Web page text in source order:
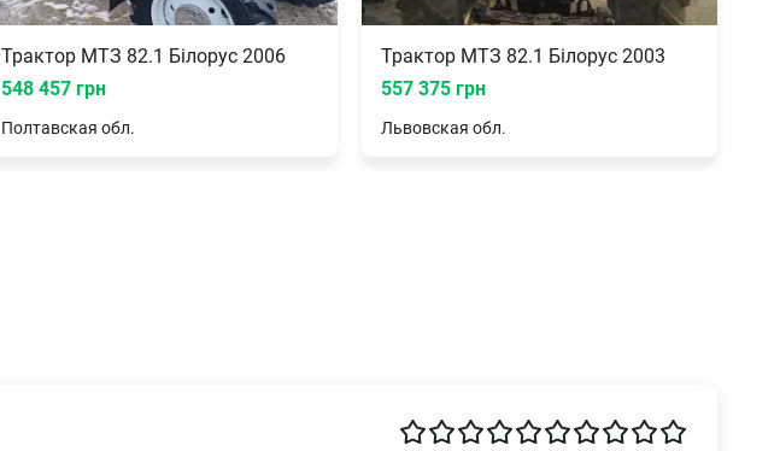
Трактор МТЗ 82.1 Білорус 2006
548 457 грн
Полтавская обл.
Трактор МТЗ 82.1 Білорус 2003
557 375 грн
Львовская обл.